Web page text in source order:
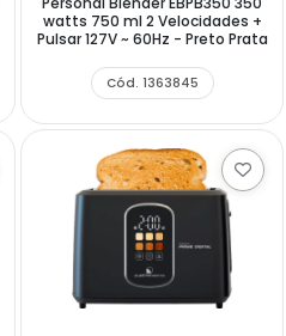
watts 750 ml 2 Velocidades +
Pulsar 127V ~ 60Hz - Preto Prata
Cód. 1363845